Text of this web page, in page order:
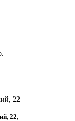
22
22,